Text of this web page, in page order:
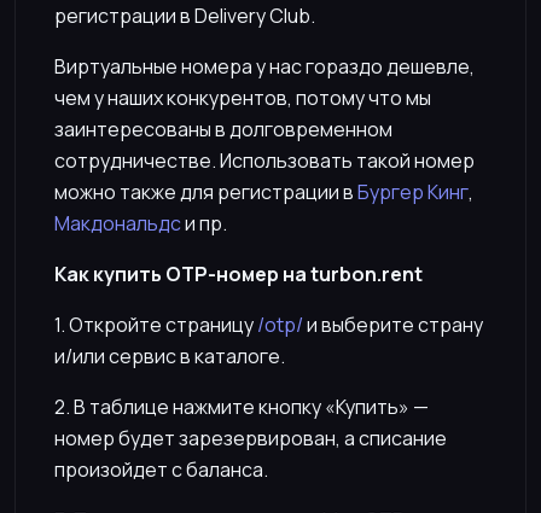
регистрации в Delivery Club.
Виртуальные номера у нас гораздо дешевле,
чем у наших конкурентов, потому что мы
заинтересованы в долговременном
сотрудничестве. Использовать такой номер
можно также для регистрации вБургер Кинг,
Макдональдси пр.
Как купить OTP-номер на turbon.rent
1. Откройте страницу/otp/и выберите страну
и/или сервис в каталоге.
2. В таблице нажмите кнопку «Купить» —
номер будет зарезервирован, а списание
произойдет с баланса.